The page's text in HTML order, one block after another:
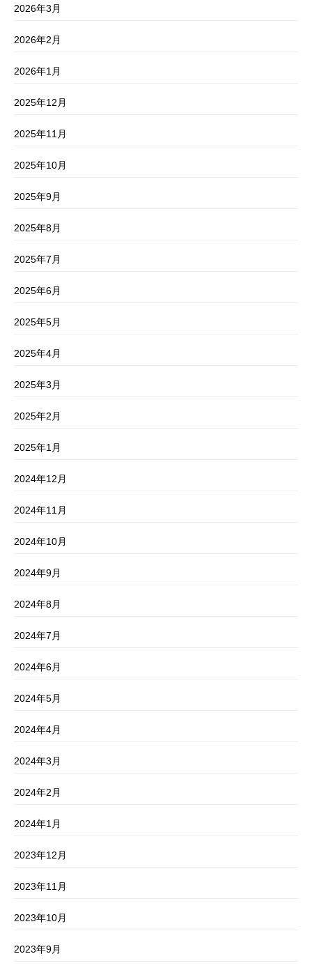
2026年3月
2026年2月
2026年1月
2025年12月
2025年11月
2025年10月
2025年9月
2025年8月
2025年7月
2025年6月
2025年5月
2025年4月
2025年3月
2025年2月
2025年1月
2024年12月
2024年11月
2024年10月
2024年9月
2024年8月
2024年7月
2024年6月
2024年5月
2024年4月
2024年3月
2024年2月
2024年1月
2023年12月
2023年11月
2023年10月
2023年9月